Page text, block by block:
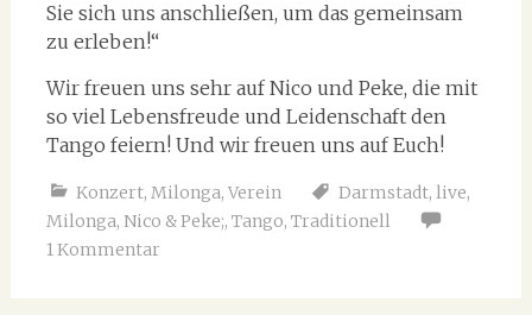
Sie sich uns anschließen, um das gemeinsam
zu erleben!“
Wir freuen uns sehr auf Nico und Peke, die mit
so viel Lebensfreude und Leidenschaft den
Tango feiern! Und wir freuen uns auf Euch!
Konzert, Milonga, Verein Darmstadt, live,
Milonga, Nico & Peke;, Tango, Traditionell
1 Kommentar